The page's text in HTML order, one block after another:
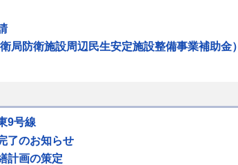
局防衛施設周辺民生安定施設整備事業補助金）
9号線
了のお知らせ
計画の策定